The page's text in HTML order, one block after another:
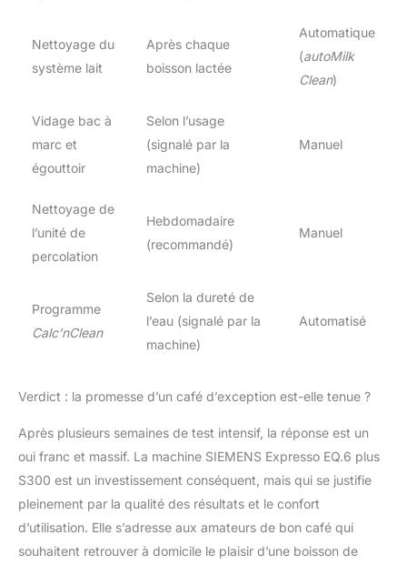
Nettoyage du
système lait
Après chaque
boisson lactée
Automatique
(autoMilk
Clean)
Vidage bac à
marc et
égouttoir
Selon l’usage
(signalé par la
machine)
Manuel
Nettoyage de
l’unité de
percolation
Hebdomadaire
(recommandé)
Manuel
Programme
Calc’nClean
Selon la dureté de
l’eau (signalé par la
machine)
Automatisé
Verdict : la promesse d’un café d’exception est-elle tenue ?
Après plusieurs semaines de test intensif, la réponse est un
oui franc et massif. La machine SIEMENS Expresso EQ.6 plus
S300 est un investissement conséquent, mais qui se justifie
pleinement par la qualité des résultats et le confort
d’utilisation. Elle s’adresse aux amateurs de bon café qui
souhaitent retrouver à domicile le plaisir d’une boisson de